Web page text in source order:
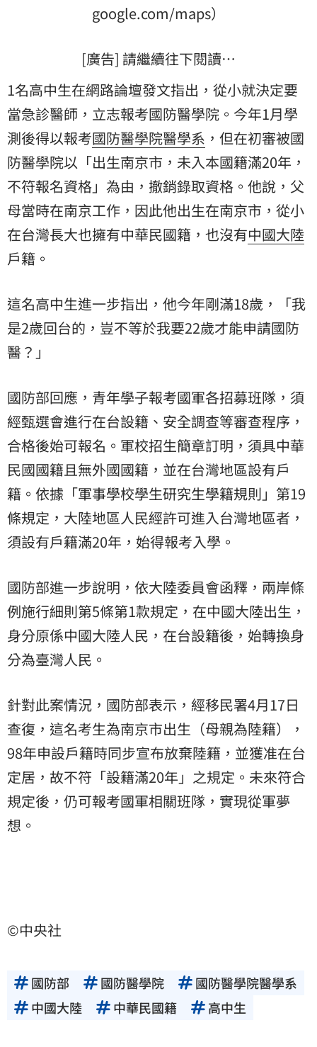
google.com/maps）
[廣告] 請繼續往下閱讀…
1名高中生在網路論壇發文指出，從小就決定要
當急診醫師，立志報考國防醫學院。今年1月學
測後得以報考國防醫學院醫學系 ，但在初審被國
防醫學院以「出生南京市，未入本國籍滿20年，
不符報名資格」為由，撤銷錄取資格。他說，父
母當時在南京工作，因此他出生在南京市，從小
在台灣長大也擁有中華民國籍，也沒有中國大陸
戶籍。
這名高中生進一步指出，他今年剛滿18歲，「我
是2歲回台的，豈不等於我要22歲才能申請國防
醫？」
國防部回應，青年學子報考國軍各招募班隊，須
經甄選會進行在台設籍、安全調查等審查程序，
合格後始可報名。軍校招生簡章訂明，須具中華
民國國籍且無外國國籍，並在台灣地區設有戶
籍。依據「軍事學校學生研究生學籍規則」第19
條規定，大陸地區人民經許可進入台灣地區者，
須設有戶籍滿20年，始得報考入學。
國防部進一步說明，依大陸委員會函釋，兩岸條
例施行細則第5條第1款規定，在中國大陸出生，
身分原係中國大陸人民，在台設籍後，始轉換身
分為臺灣人民。
針對此案情況，國防部表示，經移民署4月17日
查復，這名考生為南京市出生（母親為陸籍），
98年申設戶籍時同步宣布放棄陸籍，並獲准在台
定居，故不符「設籍滿20年」之規定。未來符合
規定後，仍可報考國軍相關班隊，實現從軍夢
想。
©中央社
國防部 國防醫學院
國防醫學院醫學系
中國大陸
中華民國籍 高中生